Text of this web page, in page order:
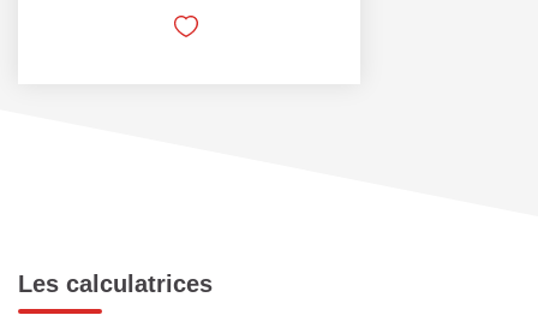
Les calculatrices